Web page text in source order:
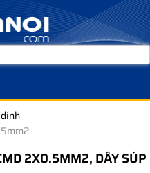
2X0.5MM2, DÂY SÚP